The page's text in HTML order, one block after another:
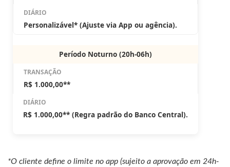
Personalizável* (Ajuste via App ou agência).
Período Noturno (20h-06h)
R$ 1.000,00**
R$ 1.000,00** (Regra padrão do Banco Central).
*O cliente define o limite no app (sujeito a aprovação em 24h-